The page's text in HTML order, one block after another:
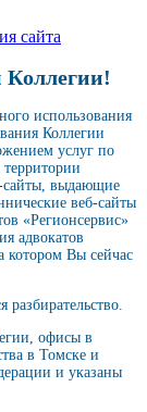
сайта
использования
Коллегии
услуг по
сайты, выдающие
веб-сайты
«Регионсервис»
адвокатов
котором Вы сейчас
офисы в
в Томске и
и указаны